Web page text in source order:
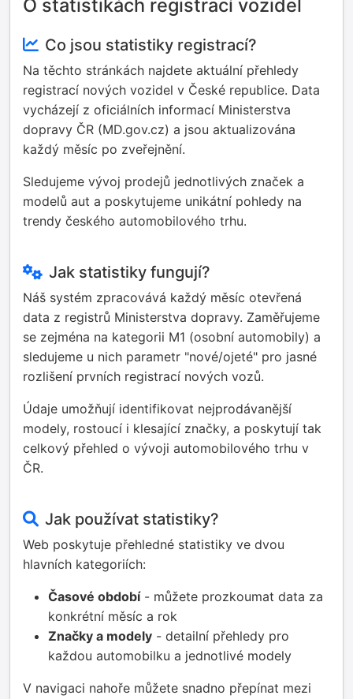
O statistikách registrací vozidel
Co jsou statistiky registrací?
Na těchto stránkách najdete aktuální přehledy
registrací nových vozidel v České republice. Data
vycházejí z oficiálních informací Ministerstva
dopravy ČR (MD.gov.cz) a jsou aktualizována
každý měsíc po zveřejnění.
Sledujeme vývoj prodejů jednotlivých značek a
modelů aut a poskytujeme unikátní pohledy na
trendy českého automobilového trhu.
Jak statistiky fungují?
Náš systém zpracovává každý měsíc otevřená
data z registrů Ministerstva dopravy. Zaměřujeme
se zejména na kategorii M1 (osobní automobily) a
sledujeme u nich parametr "nové/ojeté" pro jasné
rozlišení prvních registrací nových vozů.
Údaje umožňují identifikovat nejprodávanější
modely, rostoucí i klesající značky, a poskytují tak
celkový přehled o vývoji automobilového trhu v
ČR.
Jak používat statistiky?
Web poskytuje přehledné statistiky ve dvou
hlavních kategoriích:
Časové období- můžete prozkoumat data za
konkrétní měsíc a rok
Značky a modely - detailní přehledy pro
každou automobilku a jednotlivé modely
V navigaci nahoře můžete snadno přepínat mezi